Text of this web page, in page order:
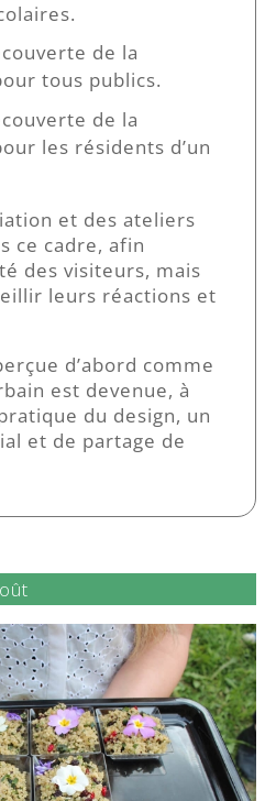
de la
tous publics.
de la
les résidents d’un
et des ateliers
ce cadre, afin
des visiteurs, mais
leurs réactions et
d’abord comme
est devenue, à
du design, un
et de partage de